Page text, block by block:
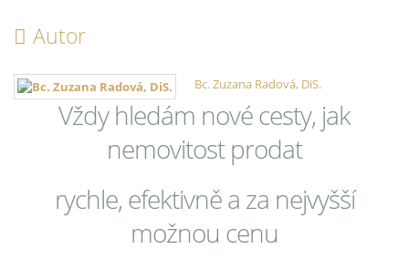
Autor
Bc. Zuzana Radová, DiS.
Vždy hledám nové cesty, jak
nemovitost prodat
rychle, efektivně a za nejvyšší
možnou cenu